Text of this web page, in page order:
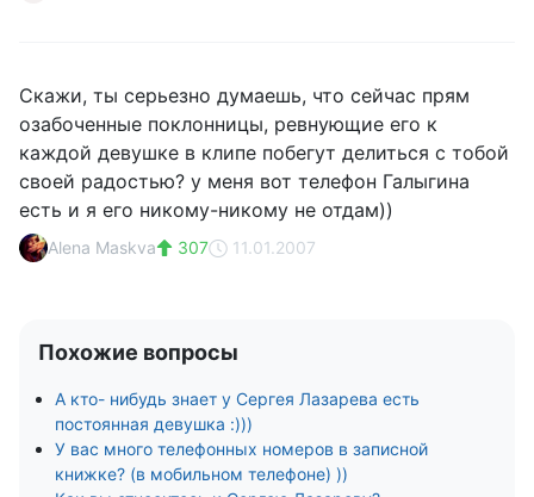
Скажи, ты серьезно думаешь, что сейчас прям
озабоченные поклонницы, ревнующие его к
каждой девушке в клипе побегут делиться с тобой
своей радостью? у меня вот телефон Галыгина
есть и я его никому-никому не отдам))
Alena Maskva 307 11.01.2007
Похожие вопросы
А кто- нибудь знает у Сергея Лазарева есть
постоянная девушка :)))
У вас много телефонных номеров в записной
книжке? (в мобильном телефоне) ))